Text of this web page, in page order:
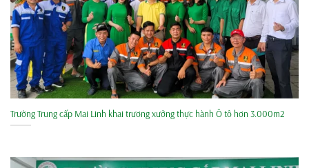
Trường Trung cấp Mai Linh khai trương xưởng thực hành Ô tô hơn 3.000m2